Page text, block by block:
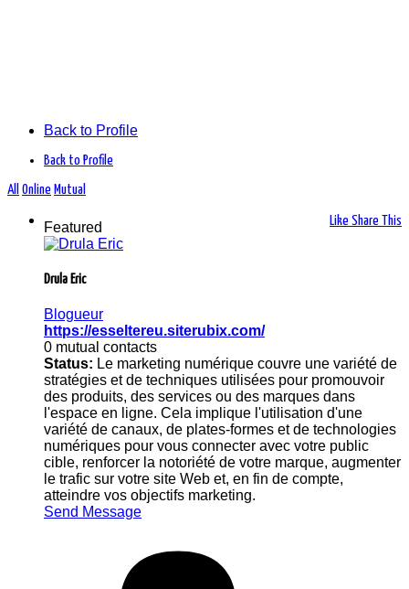
Back to Profile
Back to Profile
All Online Mutual
Like Share This
Featured
Drula Eric
Blogueur
https://esseltereu.siterubix.com/
0 mutual contacts
Status: Le marketing numérique couvre une variété de
stratégies et de techniques utilisées pour promouvoir
des produits, des services ou des marques dans
l'espace en ligne. Cela implique l'utilisation d'une
variété de canaux, de plates-formes et de technologies
numériques pour vous connecter avec votre public
cible, renforcer la notoriété de votre marque, augmenter
le trafic sur votre site Web et, en fin de compte,
atteindre vos objectifs marketing.
Send Message